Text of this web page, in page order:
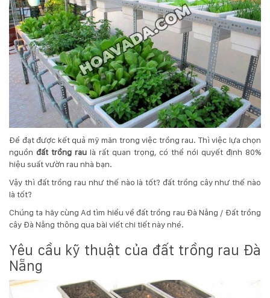
hoasenvietdn@gmail.com
573
Nguyễn
Hữu
Thọ
-
Cẩm
Lệ
-
nẵng
132
168
Võ
Chí
Công
Để đạt được kết quả mỹ mãn trong việc trồng rau. Thì việc lựa chọn
nguồn đất trồng rau là rất quan trọng, có thể nói quyết định 80%
hiệu suất vườn rau nhà bạn.
Vậy thì đất trồng rau như thế nào là tốt? đất trồng cây như thế nào
là tốt?
Chúng ta hãy cùng Ad tìm hiểu về đất trồng rau Đà Nẵng / Đất trồng
cây Đà Nẵng thông qua bài viết chi tiết này nhé.
Yêu cầu kỹ thuật của đất trồng rau Đà
Nẵng